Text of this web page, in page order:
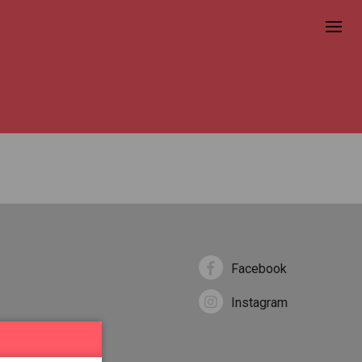
Facebook
Instagram